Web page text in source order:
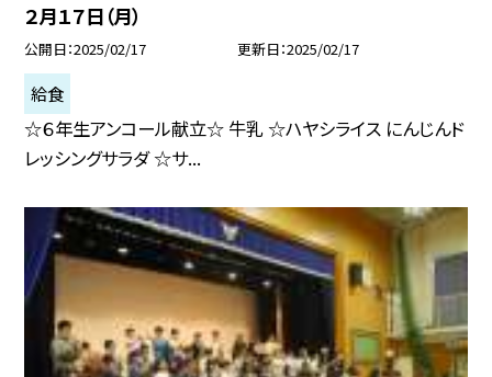
２月１７日（月）
公開日 2025/02/17 更新日 2025/02/17
給食
☆６年生アンコール献立☆ 牛乳 ☆ハヤシライス にんじんド
レッシングサラダ ☆サ...